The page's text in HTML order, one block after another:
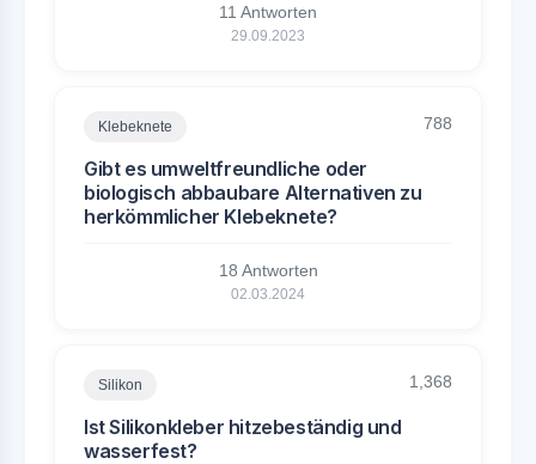
11 Antworten
29.09.2023
Klebeknete 788
Gibt es umweltfreundliche oder
biologisch abbaubare Alternativen zu
herkömmlicher Klebeknete?
18 Antworten
02.03.2024
Silikon 1,368
Ist Silikonkleber hitzebeständig und
wasserfest?